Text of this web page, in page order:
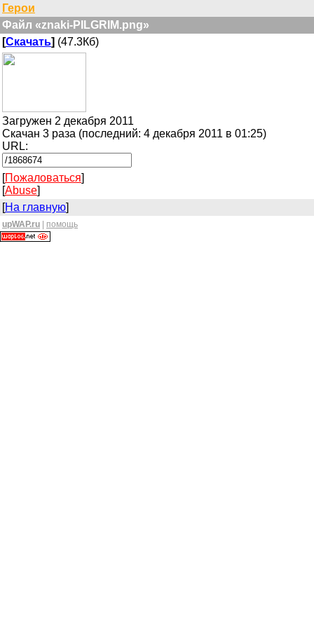
Герои
Файл «znaki-PILGRIM.png»
[Скачать] (47.3Кб)
Загружен 2 декабря 2011
Скачан 3 раза (последний: 4 декабря 2011 в 01:25)
URL:
[Пожаловаться]
[Abuse]
[На главную]
upWAP.ru помощь